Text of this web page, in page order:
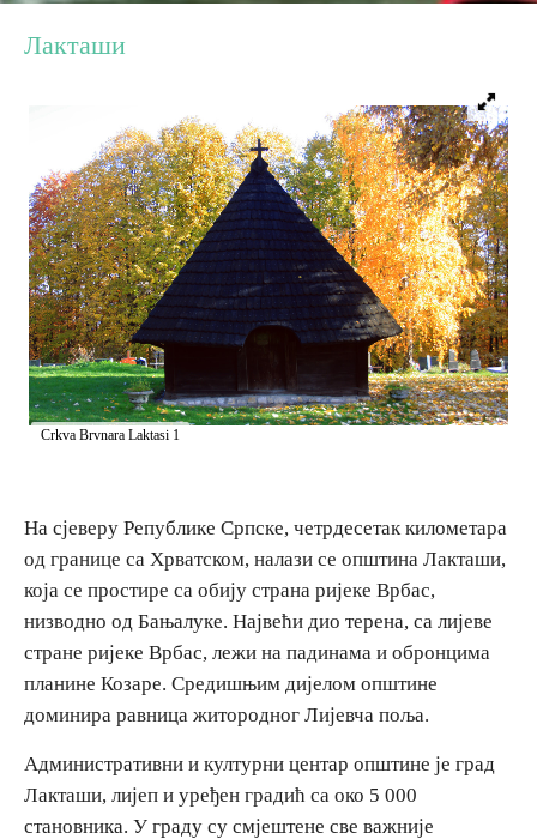
E-Brochure
Откриј Српску
Лакташи
Crkva Brvnara Laktasi 1
На сјеверу Републике Српске, четрдесетак километара
од границе са Хрватском, налази се општина Лакташи,
која се простире са обију страна ријеке Врбас,
низводно од Бањалуке. Највећи дио терена, са лијеве
стране ријеке Врбас, лежи на падинама и обронцима
планине Козаре. Средишњим дијелом општине
доминира равница житородног Лијевча поља.
Административни и културни центар општине је град
Лакташи, лијеп и уређен градић са око 5 000
становника. У граду су смјештене све важније